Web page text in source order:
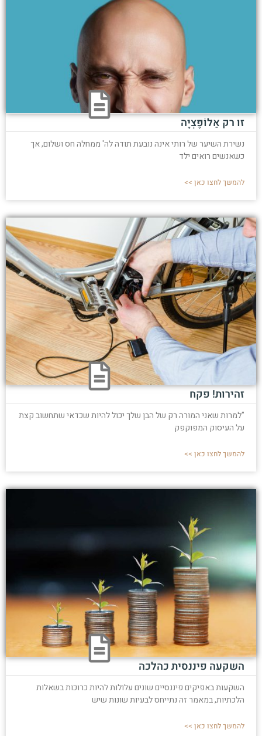
זו רק אַלוֹפֶּצְיָה
נשירת השיער של רותי אינה נובעת תודה לה' ממחלה חס ושלום, אך
כשאנשים רואים ילד
להמשך לחצו כאן >>
זהירות! פקח
"למרות שאני המורה רק של הבן שלך יכול להיות שכדאי שתחשוב קצת
על העיסוק המפוקפק
להמשך לחצו כאן >>
השקעה פיננסית כהלכה
השקעות באפיקים פיננסיים שונים עלולות להיות כרוכות בשאלות
הלכתיות, במאמר זה נתייחס לבעיות שונות שיש
להמשך לחצו כאן >>